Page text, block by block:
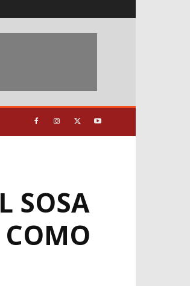
SOSA